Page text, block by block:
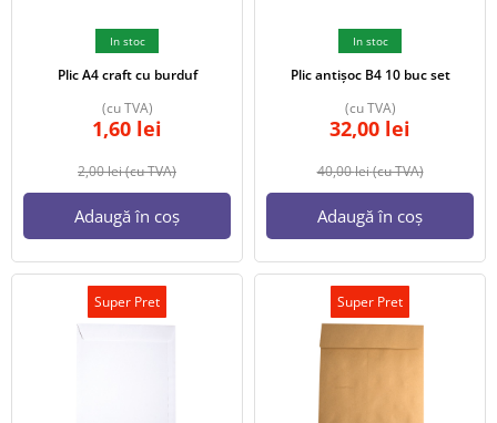
In stoc
Plic A4 craft cu burduf
2,00lei(cu TVA)
1,60 lei
(cu TVA)
Adaugă în coș
In stoc
Plic antișoc B4 10 buc set
40,00lei(cu TVA)
32,00 lei
(cu TVA)
Adaugă în coș
Super Pret Super Pret